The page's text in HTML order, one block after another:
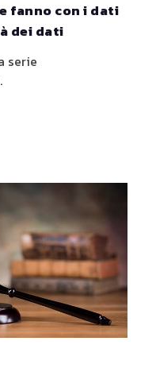
fanno con i dati
dei dati
serie